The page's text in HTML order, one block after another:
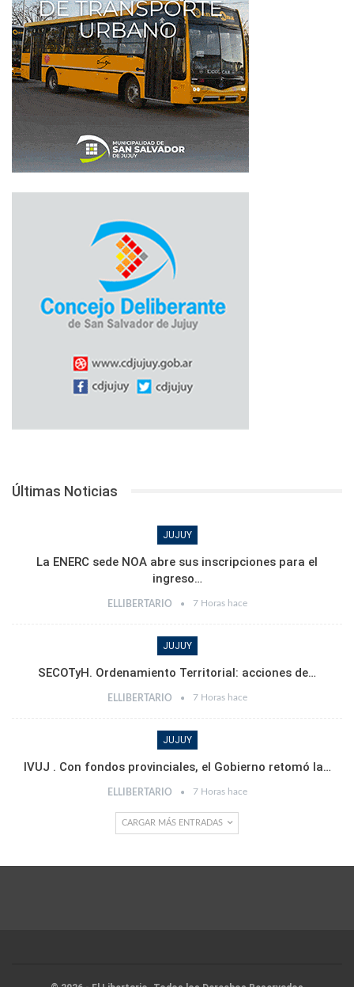
Últimas Noticias
JUJUY
La ENERC sede NOA abre sus inscripciones para el
ingreso…
ELLIBERTARIO 7 Horas hace
JUJUY
SECOTyH. Ordenamiento Territorial: acciones de…
ELLIBERTARIO 7 Horas hace
JUJUY
IVUJ . Con fondos provinciales, el Gobierno retomó la…
ELLIBERTARIO 7 Horas hace
CARGAR MÁS ENTRADAS